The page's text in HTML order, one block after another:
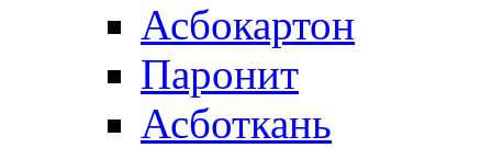
Асбокартон
Паронит
Асботкань